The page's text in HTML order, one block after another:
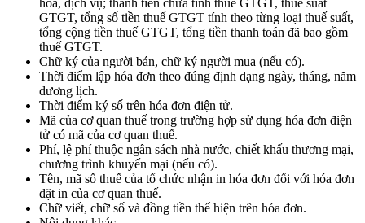
hóa, dịch vụ; thành tiền chưa tính thuế GTGT, thuế suất
GTGT, tổng số tiền thuế GTGT tính theo từng loại thuế suất,
tổng cộng tiền thuế GTGT, tổng tiền thanh toán đã bao gồm
thuế GTGT.
Chữ ký của người bán, chữ ký người mua (nếu có).
Thời điểm lập hóa đơn theo đúng định dạng ngày, tháng, năm
dương lịch.
Thời điểm ký số trên hóa đơn điện tử.
Mã của cơ quan thuế trong trường hợp sử dụng hóa đơn điện
tử có mã của cơ quan thuế.
Phí, lệ phí thuộc ngân sách nhà nước, chiết khấu thương mại,
chương trình khuyến mại (nếu có).
Tên, mã số thuế của tổ chức nhận in hóa đơn đối với hóa đơn
đặt in của cơ quan thuế.
Chữ viết, chữ số và đồng tiền thể hiện trên hóa đơn.